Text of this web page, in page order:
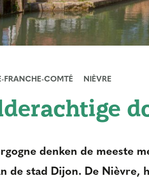
FRANCHE-COMTÉ NIÈVRE
denken de meeste
de stad Dijon. De Nièvre,